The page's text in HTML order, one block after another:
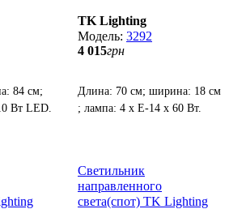
84 см;
Вт LED.
TK Lighting
3292
4 015грн
Длина: 70 см; ширина: 18 см
; лампа: 4 х Е-14 х 60 Вт.
Светильник
направленного
света(спот) TK Lighting